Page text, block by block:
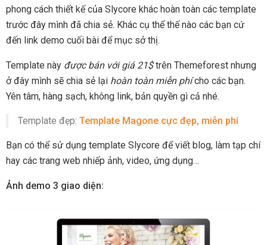
phong cách thiết kế của Slycore khác hoàn toàn các template
trước đây mình đã chia sẻ. Khác cụ thể thế nào các bạn cứ
đến link demo cuối bài để mục sở thị.
Template này được bán với giá 21$trên Themeforest nhưng
ở đây mình sẽ chia sẻ lại hoàn toàn miễn phícho các bạn.
Yên tâm, hàng sạch, không link, bản quyền gì cả nhé.
Template đẹp: Template Magone cực đẹp, miễn phí
Bạn có thể sử dụng template Slycore để viết blog, làm tạp chí
hay các trang web nhiếp ảnh, video, ứng dụng…
Ảnh demo 3 giao diện: